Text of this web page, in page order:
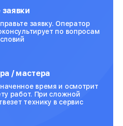
заявку. Оператор
по вопросам
/ мастера
время и осмотрит
работ. При сложной
технику в сервис